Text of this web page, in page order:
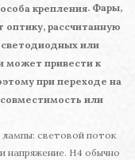
крепления. Фары,
рассчитанную
светодиодных или
может привести к
при переходе на
или
световой поток
напряжение. H4 обычно